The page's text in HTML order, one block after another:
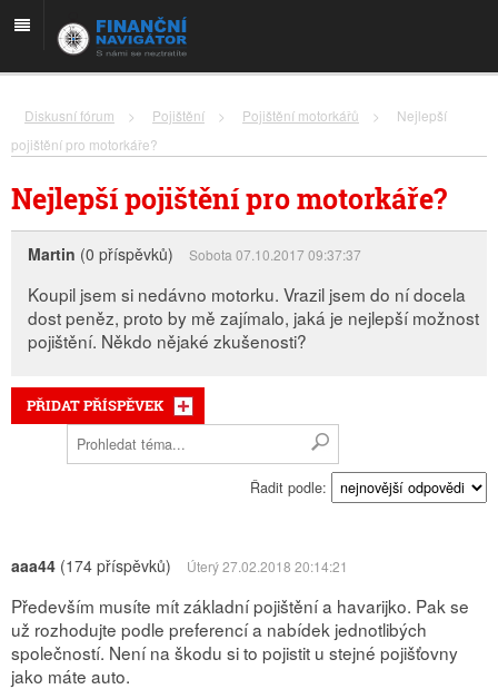
Diskusní fórum > Pojištění > Pojištění motorkářů >
Nejlepší
pojištění pro motorkáře?
Nejlepší pojištění pro motorkáře?
Martin (0 příspěvků) Sobota 07.10.2017 09:37:37
Koupil jsem si nedávno motorku. Vrazil jsem do ní docela
dost peněz, proto by mě zajímalo, jaká je nejlepší možnost
pojištění. Někdo nějaké zkušenosti?
PŘIDAT PŘÍSPĚVEK
Řadit podle:
aaa44 (174 příspěvků) Úterý 27.02.2018 20:14:21
Především musíte mít základní pojištění a havarijko. Pak se
už rozhodujte podle preferencí a nabídek jednotlibých
společností. Není na škodu si to pojistit u stejné pojišťovny
jako máte auto.